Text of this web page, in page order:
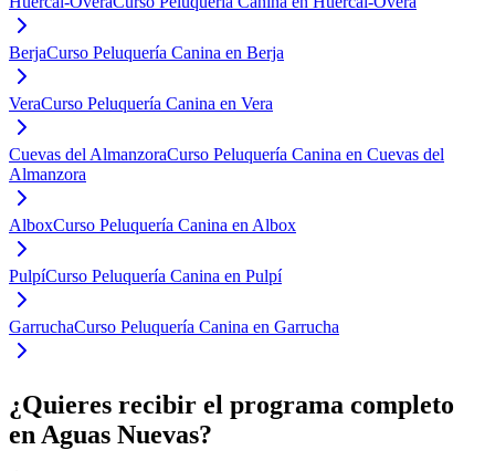
BerjaCurso Peluquería Canina en Berja
VeraCurso Peluquería Canina en Vera
Cuevas del AlmanzoraCurso Peluquería Canina en Cuevas del
Almanzora
AlboxCurso Peluquería Canina en Albox
PulpíCurso Peluquería Canina en Pulpí
GarruchaCurso Peluquería Canina en Garrucha
¿Quieres recibir el programa completo
en Aguas Nuevas?